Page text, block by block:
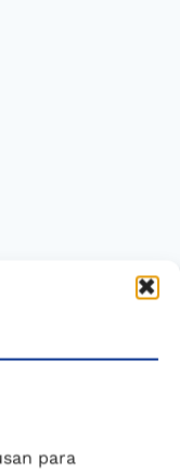
para